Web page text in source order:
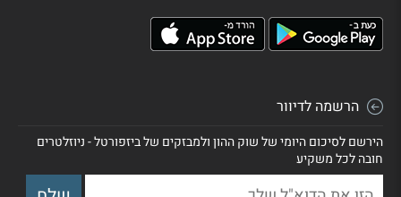
הרשמה לדיוור
הירשם לסיכום היומי של שוק ההון ולמבזקים של ביזפורטל - ניוזלטרים
חובה לכל משקיע